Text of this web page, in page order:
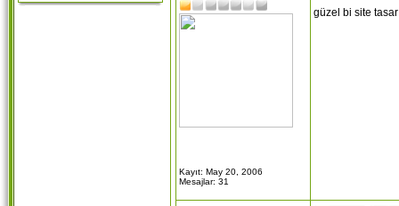
Kayıt: May 20, 2006
Mesajlar: 31
güzel bi site